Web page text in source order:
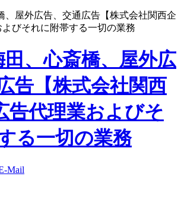
、屋外広告、交通広告【株式会社関西企
よびそれに附帯する一切の業務
Mail